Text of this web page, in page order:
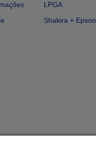
LPGA
Shakira + Epson